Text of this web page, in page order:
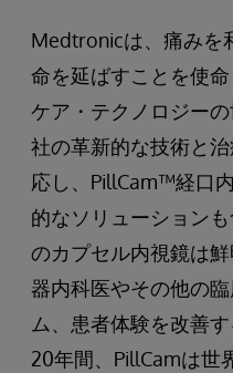
Medtronicは、痛みを
命を延ばすことを使
ケア・テクノロジー
社の革新的な技術と
応し、PillCam™経口
的なソリューション
のカプセル内視鏡は
器内科医やその他の
ム、患者体験を改善
20年間、PillCamは世